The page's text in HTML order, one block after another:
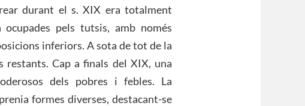
durant el s. XIX era totalment
pels tutsis, amb només
inferiors. A sota de tot de la
Cap a finals del XIX, una
dels pobres i febles. La
formes diverses, destacant-se